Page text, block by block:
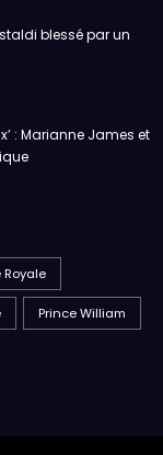
blessé par un
: Marianne James et
Royale
Prince William